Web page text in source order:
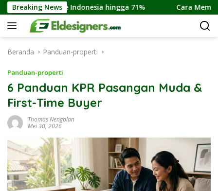
Langsung
ke
konten
Breaking News
Indonesia hingga 71% Cara Membeli Rumah
Beranda Panduan-properti
Panduan-properti
6 Panduan KPR Pasangan Muda &
First-Time Buyer
Thomas Nengolan
Mei 30, 2026